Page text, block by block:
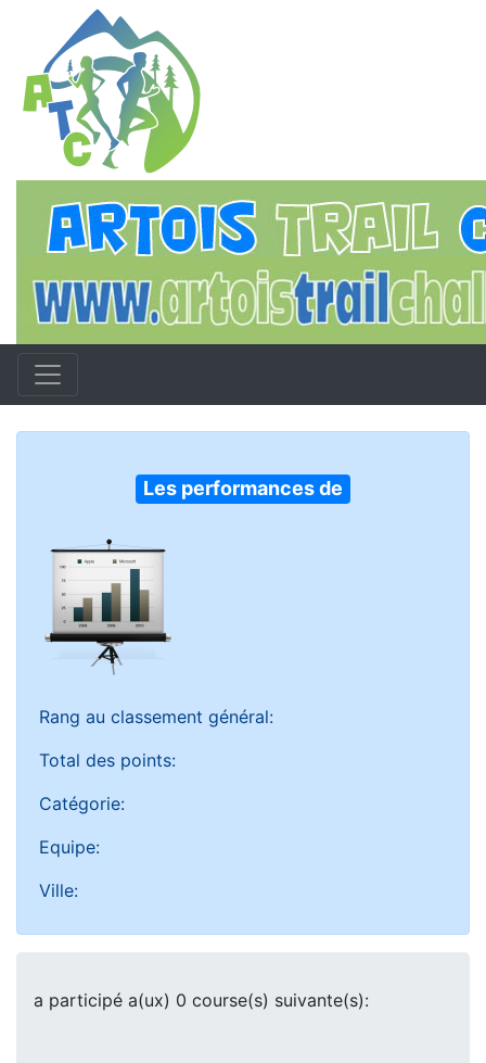
Les performances de
Rang au classement général:
Total des points:
Catégorie:
Equipe:
Ville:
a participé a(ux) 0 course(s) suivante(s):